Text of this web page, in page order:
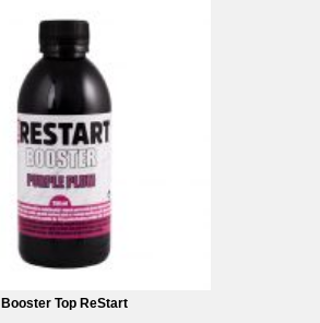
Booster Top ReStart